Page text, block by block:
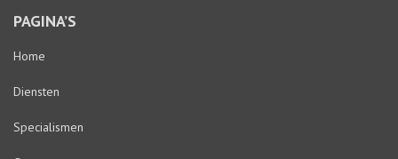
PAGINA’S
Home
Diensten
Specialismen